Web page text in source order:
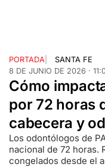
PORTADA
SANTA FE
8 DE JUNIO DE 2026 ·
Cómo
por 72 horas
cabecera y
Los odontólogos de
nacional de 72 horas.
congelados desde el